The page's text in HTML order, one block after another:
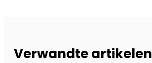
Verwandte artikelen